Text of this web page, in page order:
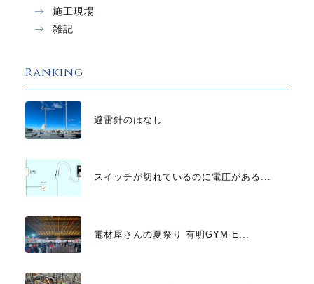
施工現場
雑記
Ranking
避雷針のはなし
スイッチが切れているのに電圧がある...
電材屋さんの夏祭り 有明GYM-E...